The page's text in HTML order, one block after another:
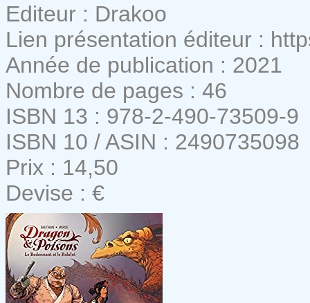
Editeur : Drakoo
Lien présentation éditeur :
Année de publication : 2021
Nombre de pages : 46
ISBN 13 : 978-2-490-73509-9
ISBN 10 / ASIN : 2490735098
Prix : 14,50
Devise : €